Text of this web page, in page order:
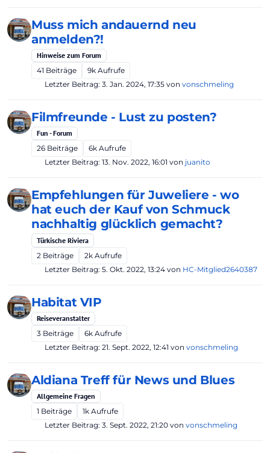
Muss mich andauernd neu
anmelden?!
Hinweise zum Forum
41 Beiträge 9k Aufrufe
Letzter Beitrag: 3. Jan. 2024, 17:35 von vonschmeling
Filmfreunde - Lust zu posten?
Fun - Forum
26 Beiträge 6k Aufrufe
Letzter Beitrag: 13. Nov. 2022, 16:01 von juanito
Empfehlungen für Juweliere - wo
hat euch der Kauf von Schmuck
nachhaltig glücklich gemacht?
Türkische Riviera
2 Beiträge 2k Aufrufe
Letzter Beitrag: 5. Okt. 2022, 13:24 von HC-Mitglied2640387
Habitat VIP
Reiseveranstalter
3 Beiträge 6k Aufrufe
Letzter Beitrag: 21. Sept. 2022, 12:41 von vonschmeling
Aldiana Treff für News und Blues
Allgemeine Fragen
1 Beiträge 1k Aufrufe
Letzter Beitrag: 3. Sept. 2022, 21:20 von vonschmeling